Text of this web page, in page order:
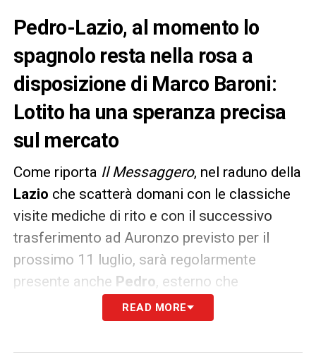
Pedro-Lazio, al momento lo
spagnolo resta nella rosa a
disposizione di Marco Baroni:
Lotito ha una speranza precisa
sul mercato
Come riporta Il Messaggero, nel raduno della
Lazio che scatterà domani con le classiche
visite mediche di rito e con il successivo
trasferimento ad Auronzo previsto per il
prossimo 11 luglio, sarà regolarmente
presente anche Pedro, esterno che
sembrava dovesse lasciare il
biancocelesteal termine del campionato.
READ MORE